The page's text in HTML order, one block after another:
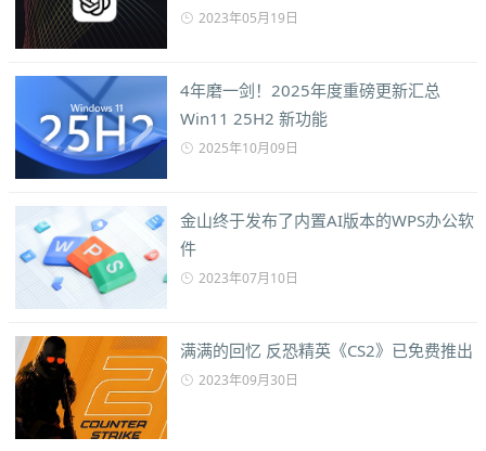
2023年05月19日
4年磨一剑！2025年度重磅更新汇总
Win11 25H2 新功能
2025年10月09日
金山终于发布了内置AI版本的WPS办公软
件
2023年07月10日
满满的回忆 反恐精英《CS2》已免费推出
2023年09月30日